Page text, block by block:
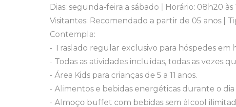
Dias: segunda-feira a sábado | Horário: 08h20 às
Visitantes: Recomendado a partir de 05 anos |
Contempla:
- Traslado regular exclusivo para hóspedes
- Todas as atividades incluídas, todas as vezes
- Área Kids para crianças de 5 a 11 anos.
- Alimentos e bebidas energéticas durante o dia
- Almoço buffet com bebidas sem álcool